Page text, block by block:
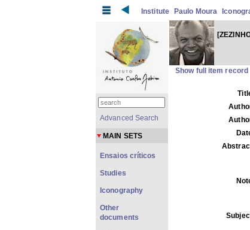
Institute Paulo Moura
Show full item record
Advanced Search
MAIN SETS
Ensaios críticos
Studies
Iconography
Other
documents